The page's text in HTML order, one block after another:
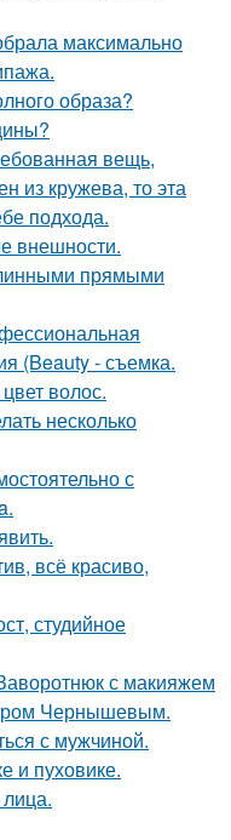
максимально
образа?
вещь,
из кружева, то эта
подхода.
внешности.
прямыми
(Beauty - съемка.
волос.
несколько
с
всё красиво,
студийное
с макияжем
Чернышевым.
с мужчиной.
и пуховике.